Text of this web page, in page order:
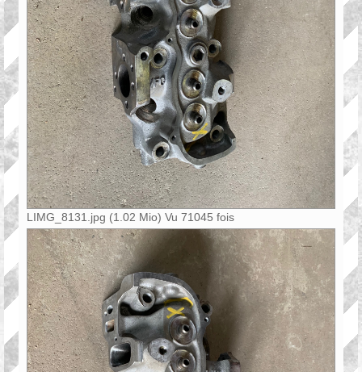
LIMG_8131.jpg (1.02 Mio) Vu 71045 fois